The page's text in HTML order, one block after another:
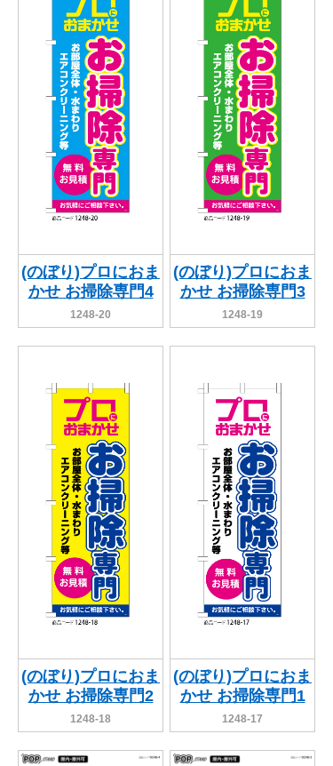
(のぼり)プロにおま
かせ お掃除専門4
1248-20
(のぼり)プロにおま
かせ お掃除専門3
1248-19
(のぼり)プロにおま
かせ お掃除専門2
1248-18
(のぼり)プロにおま
かせ お掃除専門1
1248-17